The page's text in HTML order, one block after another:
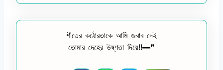
শীতের কঠোরতাকে আমি জবাব দেই
তোমার দেহের উষ্ণতা দিয়ে!!━❞